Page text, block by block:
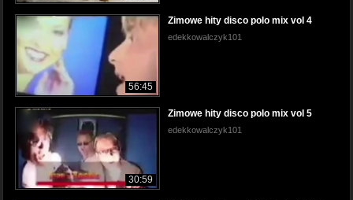
56:45
Zimowe hity disco polo mix vol 4
edekkowalczyk101
30:59
Zimowe hity disco polo mix vol 5
edekkowalczyk101